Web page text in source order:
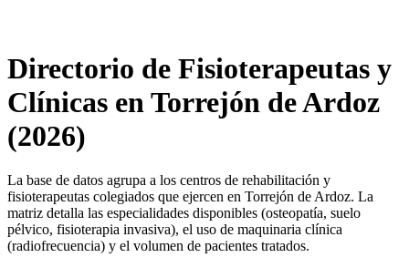
Directorio de Fisioterapeutas y
Clínicas en Torrejón de Ardoz
(2026)
La base de datos agrupa a los centros de rehabilitación y
fisioterapeutas colegiados que ejercen en Torrejón de Ardoz. La
matriz detalla las especialidades disponibles (osteopatía, suelo
pélvico, fisioterapia invasiva), el uso de maquinaria clínica
(radiofrecuencia) y el volumen de pacientes tratados.